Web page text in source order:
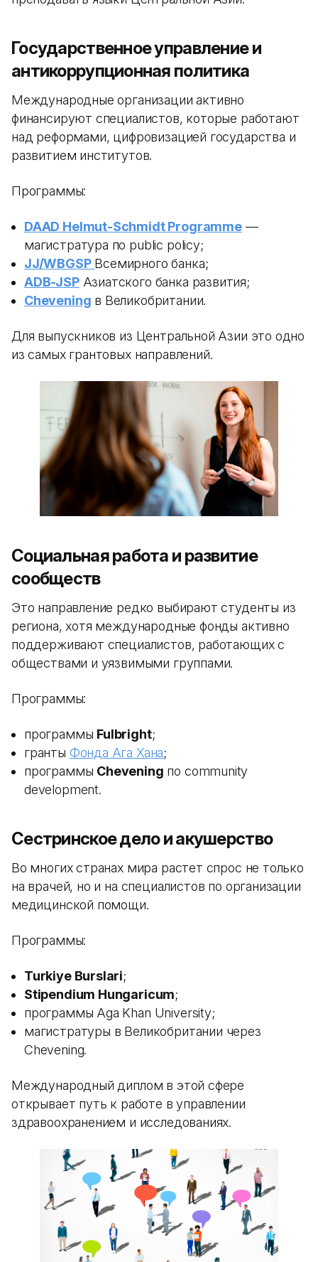
Государственное управление и
антикоррупционная политика
Международные организации активно
финансируют специалистов, которые работают
над реформами, цифровизацией государства и
развитием институтов.
Программы:
DAAD Helmut-Schmidt Programme—
магистратура по public policy;
JJ/WBGSP Всемирного банка;
ADB-JSPАзиатского банка развития;
Chevening в Великобритании.
Для выпускников из Центральной Азии это одно
из самых грантовых направлений.
Социальная работа и развитие
сообществ
Это направление редко выбирают студенты из
региона, хотя международные фонды активно
поддерживают специалистов, работающих с
обществами и уязвимыми группами.
Программы:
программы Fulbright;
гранты Фонда Ага Хана;
программы Chevening по community
development.
Сестринское дело и акушерство
Во многих странах мира растет спрос не только
на врачей, но и на специалистов по организации
медицинской помощи.
Программы:
Turkiye Burslari;
Stipendium Hungaricum;
программы Aga Khan University;
магистратуры в Великобритании через
Chevening.
Международный диплом в этой сфере
открывает путь к работе в управлении
здравоохранением и исследованиях.